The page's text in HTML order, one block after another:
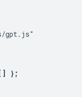
gpt.js"
};